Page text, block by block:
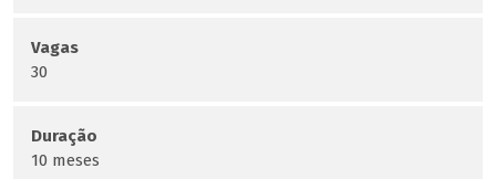
Vagas
30
Duração
10 meses